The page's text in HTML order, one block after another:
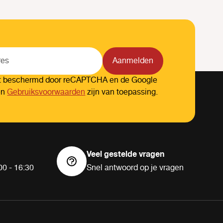
Aanmelden
door reCAPTCHA en de Google
Gebruiksvoorwaardenzijn van toepassing.
- 16:30
Veel gestelde vragen
Snel antwoord op je vragen